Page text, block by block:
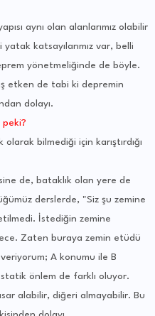
aynı olan alanlarımız olabilir
katsayılarımız var, belli
yönetmeliğinde de böyle.
etken de tabi ki depremin
dolayı.
peki?
bilmediği için karıştırdığı
de, bataklık olan yere de
derslerde, "Siz şu zemine
İstediğin zemine
Zaten buraya zemin etüdü
veriyorum; A konumu ile B
statik önlem de farklı oluyor.
alabilir, diğeri almayabilir. Bu